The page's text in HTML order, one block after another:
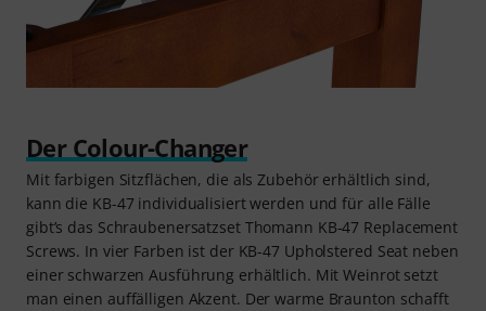
Der Colour-Changer
Mit farbigen Sitzflächen, die als Zubehör erhältlich sind,
kann die KB-47 individualisiert werden und für alle Fälle
gibt’s das Schraubenersatzset Thomann KB-47 Replacement
Screws. In vier Farben ist der KB-47 Upholstered Seat neben
einer schwarzen Ausführung erhältlich. Mit Weinrot setzt
man einen auffälligen Akzent. Der warme Braunton schafft